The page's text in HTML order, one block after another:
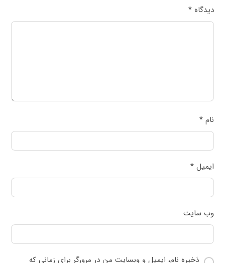
دیدگاه*
نام*
ایمیل*
وب‌ سایت
ذخیره نام، ایمیل و وبسایت من در مرورگر برای زمانی که